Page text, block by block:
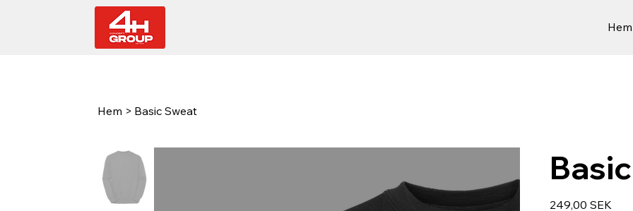
Hem
Hem > Basic Sweat
Prix
249,00 SEK